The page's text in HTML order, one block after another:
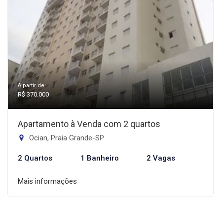
A partir de:
R$ 370.000
Apartamento à Venda com 2 quartos
Ocian, Praia Grande-SP
2 Quartos 1 Banheiro 2 Vagas
Mais informações